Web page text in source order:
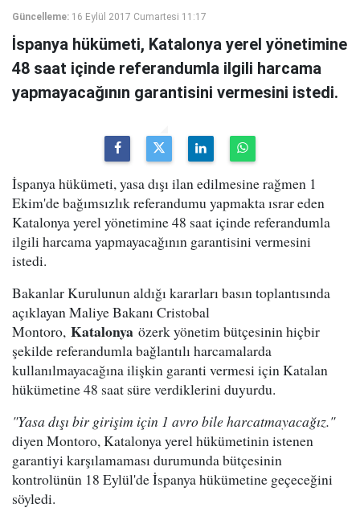
Güncelleme: 16 Eylül 2017 Cumartesi 11:17
İspanya hükümeti, Katalonya yerel yönetimine
48 saat içinde referandumla ilgili harcama
yapmayacağının garantisini vermesini istedi.
İspanya hükümeti, yasa dışı ilan edilmesine rağmen 1
Ekim'de bağımsızlık referandumu yapmakta ısrar eden
Katalonya yerel yönetimine 48 saat içinde referandumla
ilgili harcama yapmayacağının garantisini vermesini
istedi.
Bakanlar Kurulunun aldığı kararları basın toplantısında
açıklayan Maliye Bakanı Cristobal
Montoro, Katalonya özerk yönetim bütçesinin hiçbir
şekilde referandumla bağlantılı harcamalarda
kullanılmayacağına ilişkin garanti vermesi için Katalan
hükümetine 48 saat süre verdiklerini duyurdu.
"Yasa dışı bir girişim için 1 avro bile harcatmayacağız."
diyen Montoro, Katalonya yerel hükümetinin istenen
garantiyi karşılamaması durumunda bütçesinin
kontrolünün 18 Eylül'de İspanya hükümetine geçeceğini
söyledi.